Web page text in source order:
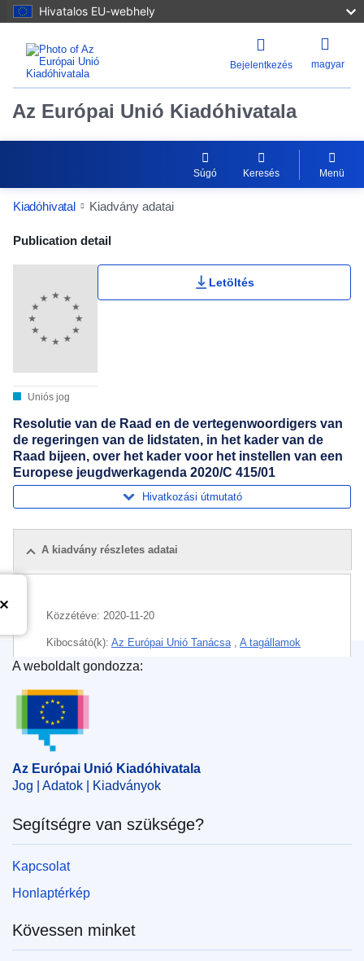
Hivatalos EU-webhely
Bejelentkezés magyar
Az Európai Unió Kiadóhivatala
Súgó Keresés Menü
Kiadóhivatal Kiadvány adatai
Publication Detail Actions Portlet
Publication detail
Uniós jog
Letöltés
Resolutie van de Raad en de vertegenwoordigers van
de regeringen van de lidstaten, in het kader van de
Raad bijeen, over het kader voor het instellen van een
Europese jeugdwerkagenda 2020/C 415/01
Hivatkozási útmutató
A kiadvány részletes adatai
Közzétéve: 2020-11-20
Kibocsátó(k): Az Európai Unió Tanácsa , A tagállamok
kormányainak képviselői
Témakör:
személy
iskolai mobilitás
CELEX : 42020Y1201(01)
OJ : JOC_2020_415_R_0001
Az Európai Unió Kiadóhivatala
A weboldalt gondozza:
Az Európai Unió Kiadóhivatala
Jog | Adatok | Kiadványok
Segítségre van szüksége?
Kapcsolat
Honlaptérkép
Kövessen minket